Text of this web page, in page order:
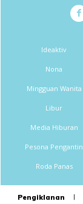
Ideaktiv
Nona
Mingguan Wanita
Libur
Media Hiburan
Pesona Pengantin
Roda Panas
Pengiklanan